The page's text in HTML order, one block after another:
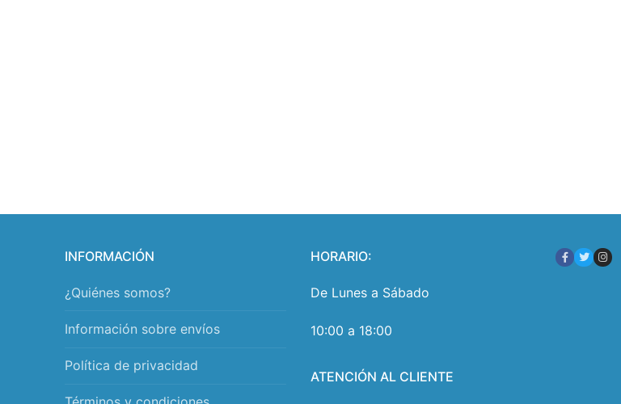
INFORMACIÓN
¿Quiénes somos?
Información sobre envíos
Política de privacidad
HORARIO:
De Lunes a Sábado
10:00 a 18:00
ATENCIÓN AL CLIENTE